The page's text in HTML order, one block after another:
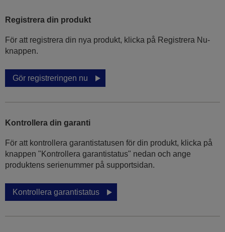
Registrera din produkt
För att registrera din nya produkt, klicka på Registrera Nu-
knappen.
Gör registreringen nu
Kontrollera din garanti
För att kontrollera garantistatusen för din produkt, klicka på
knappen "Kontrollera garantistatus" nedan och ange
produktens serienummer på supportsidan.
Kontrollera garantistatus